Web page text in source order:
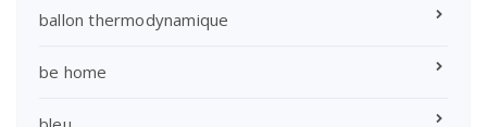
ballon thermodynamique
be home